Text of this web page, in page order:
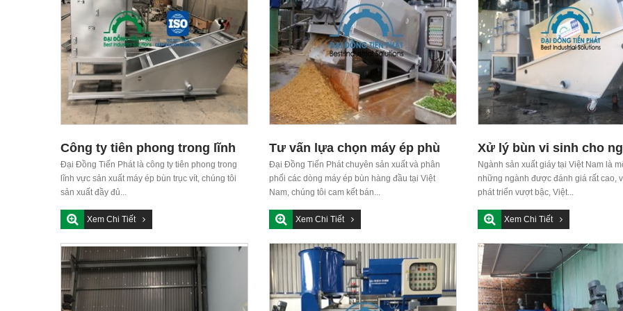
Công ty tiên phong trong lĩnh
vực sản xuất máy ép bùn trục
vít
Đại Đồng Tiến Phát là công ty tiên phong trong
lĩnh vực sản xuất máy ép bùn trục vít, chúng tôi
sản xuất đầy đủ...
Xem Chi Tiết
Tư vấn lựa chọn máy ép phù
hợp với đặc điểm, tính chất
của từng loại bùn
Đại Đồng Tiến Phát chuyên sản xuất và phân
phối các dòng máy ép bùn hàng đầu tại Việt
Nam, chúng tôi cam kết bán...
Xem Chi Tiết
Xử lý bùn vi sinh cho
sản xuất giấy
Ngành sản xuất giáy tại Việt Nam là
những ngành được đánh giá rất cao,
phát triển vượt bậc, Việt...
Xem Chi Tiết